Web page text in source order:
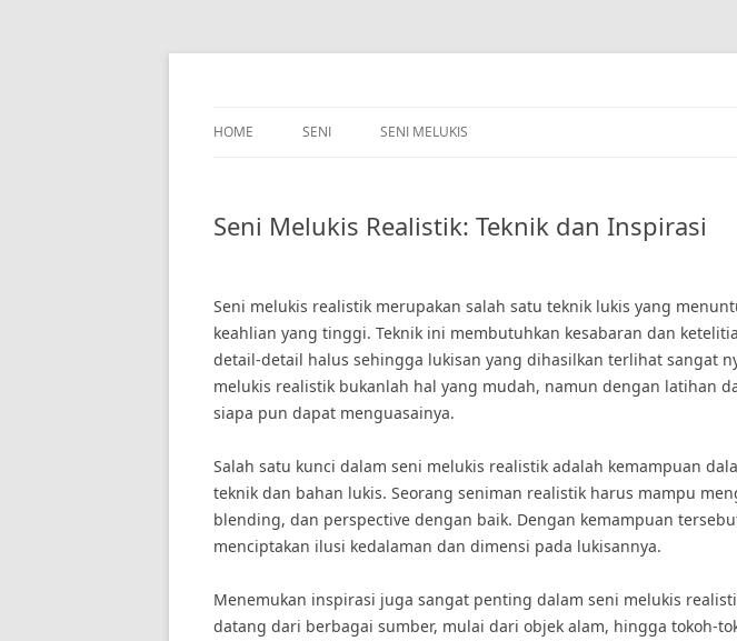
Skip
HOME SENI SENI MELUKIS
Seni Melukis Realistik: Teknik dan Inspirasi
Seni melukis realistik merupakan salah satu teknik lukis yang
keahlian yang tinggi. Teknik ini membutuhkan kesabaran dan
detail-detail halus sehingga lukisan yang dihasilkan terlihat sangat
melukis realistik bukanlah hal yang mudah, namun dengan latihan
siapa pun dapat menguasainya.
Salah satu kunci dalam seni melukis realistik adalah kemampuan
teknik dan bahan lukis. Seorang seniman realistik harus mampu
blending, dan perspective dengan baik. Dengan kemampuan
menciptakan ilusi kedalaman dan dimensi pada lukisannya.
Menemukan inspirasi juga sangat penting dalam seni melukis
datang dari berbagai sumber, mulai dari objek alam, hingga tokoh-